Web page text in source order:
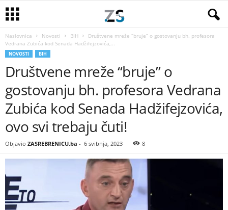
Naslovnica Novosti BiH
Društvene mreže “bruje” o gostovanju bh. profesora
Vedrana Zubića kod Senada Hadžifejzovića,...
NOVOSTI BIH
Društvene mreže “bruje” o
gostovanju bh. profesora Vedrana
Zubića kod Senada Hadžifejzovića,
ovo svi trebaju čuti!
Objavio ZASREBRENICU.ba - 6 svibnja, 2023 8